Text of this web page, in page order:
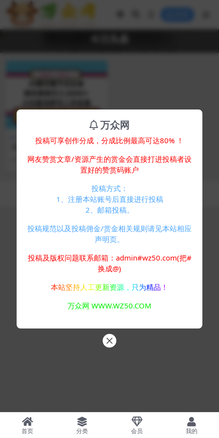
抖音项目
今日头条最新9.0玩法，轻松矩
阵日入2000+
2 年前 517 0
Copyright © 2024万众网- All rights reserved
浙ICP备05025058号-4
首页 分类 会员 我的
万众网
投稿可享创作分成，分成比例最高可达80% ！
网友赞赏文章/资源产生的赏金会直接打进投稿者设
置好的赞赏码账户
投稿方式：
1、注册本站账号后直接进行投稿
2、邮箱投稿。
投稿规范以及投稿佣金/赏金相关规则请见本站相应
声明页。
投稿及版权问题联系邮箱：admin#wz50.com(把#
换成@)
本站坚持人工更新资源，只为精品！
万众网 WWW.WZ50.COM